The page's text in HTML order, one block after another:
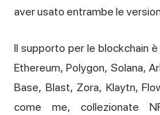
aver usato entrambe le
Il supporto per le blockchain
Ethereum, Polygon, Solana,
Base, Blast, Zora, Klaytn,
come me, collezionate